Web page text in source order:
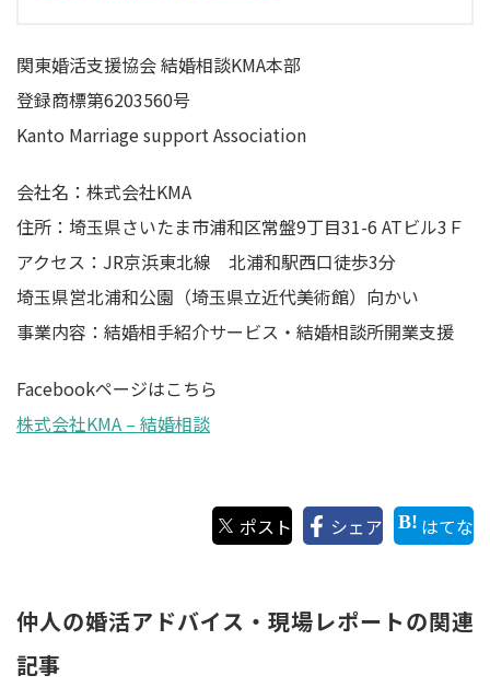
関東婚活支援協会 結婚相談KMA本部
登録商標第6203560号
Kanto Marriage support Association
会社名：株式会社KMA
住所：埼玉県さいたま市浦和区常盤9丁目31-6 ATビル3Ｆ
アクセス：JR京浜東北線 北浦和駅西口徒歩3分
埼玉県営北浦和公園（埼玉県立近代美術館）向かい
事業内容：結婚相手紹介サービス・結婚相談所開業支援
Facebookページはこちら
株式会社KMA – 結婚相談
ポスト シェア はてな
仲人の婚活アドバイス・現場レポートの関連
記事